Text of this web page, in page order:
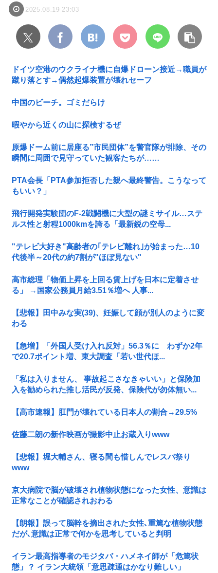
2025.08.19 23:03
ドイツ空港のウクライナ機に自爆ドローン接近→職員が
蹴り落とす→偶然起爆装置が壊れセーフ
中国のビーチ。ゴミだらけ
暇やから近くの山に探検するぜ
原爆ドーム前に居座る”市民団体”を警官隊が排除、その
瞬間に周囲で見守っていた観客たちが……
PTA会長「PTA参加拒否した親へ最終警告。こうなって
もいい？」
飛行開発実験団のF-2戦闘機に大型の謎ミサイル…ステ
ルス性と射程1000kmを誇る「最新鋭の空母...
"テレビ大好き"高齢者の｢テレビ離れ｣が始まった…10
代後半～20代の約7割が"ほぼ見ない"
高市総理「物価上昇を上回る賃上げを日本に定着させ
る」 →国家公務員月給3.51％増へ 人事...
【悲報】田中みな実(39)、妊娠して顔が別人のように変
わる
【急増】「外国人受け入れ反対」56.3％に わずか2年
で20.7ポイント増、東大調査「若い世代ほ...
「私は入りません、 事故起こさなきゃいい」と保険加
入を勧められた推し活民が反発、保険代が勿体無い...
【高市速報】肛門が壊れている日本人の割合→29.5%
佐藤二朗の新作映画が撮影中止お蔵入りwww
【悲報】堀大輔さん、寝る間も惜しんでレスバ祭り
www
京大病院で脳が破壊され植物状態になった女性、意識は
正常なことが確認されおわる
【朗報】誤って脳幹を摘出された女性､重篤な植物状態
だが､意識は正常で何かを思考していると判明
イラン最高指導者のモジタバ・ハメネイ師が「危篤状
態」？ イラン大統領「意思疎通はかなり難しい」